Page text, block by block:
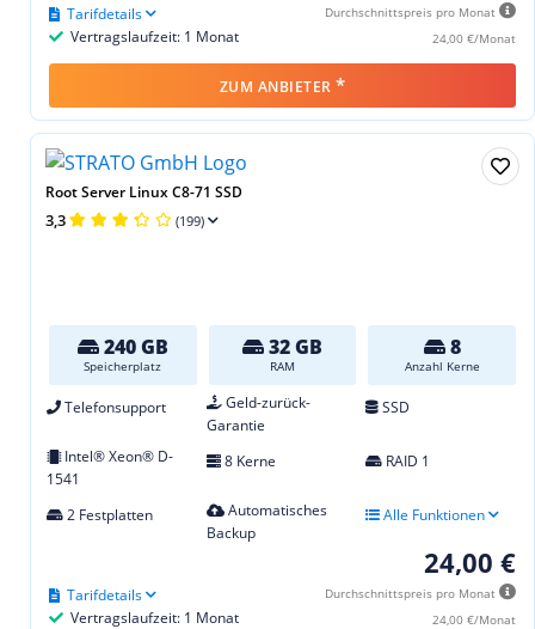
Durchschnittspreis pro Monat
24,00 €/Monat
Vertragslaufzeit: 1 Monat
Tarifdetails
ZUM ANBIETER *
Root Server Linux C8-71 SSD
3,3 (199)
240 GB
Speicherplatz
32 GB
RAM
8
Anzahl Kerne
Telefonsupport
Geld-zurück-
Garantie
SSD
Intel® Xeon® D-
1541
8 Kerne RAID 1
2 Festplatten
Automatisches
Backup
Alle Funktionen
24,00 €
Durchschnittspreis pro Monat
24,00 €/Monat
Vertragslaufzeit: 1 Monat
Tarifdetails